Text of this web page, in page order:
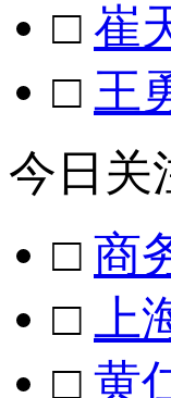
□ 崔
□ 王
今日关
□ 商
□
□ 黄